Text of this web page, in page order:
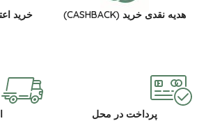
هدیه نقدی خرید (CASHBACK)
پرداخت در محل